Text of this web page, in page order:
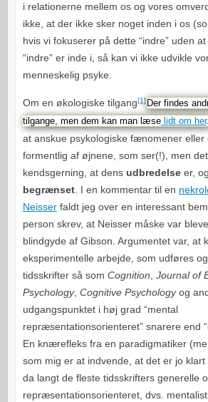
i relationerne mellem os og vores
ikke, at der ikke sker noget inden i os
hvis vi fokuserer på dette “indre” uden
“indre” er inde i, så kan vi ikke udvikle
menneskelig psyke.
Om en økologiske tilgang[1] Der findes
tilgange, men dem kan man læselidt om her.
at anskue psykologiske fænomener
formentlig af øjnene, som ser(!), men
kendsgerning, at dens udbredelseer,
begrænset. I en kommentar til en
Neisserfaldt jeg over en interessant
person skrev, at Neisser måske var
blindgyde af Gibson. Argumentet var, at
eksperimentelle arbejde, som udføres
tidsskrifter så som Cognition Journal of
Psychology, Cognitive Psychologyog
udgangspunktet i høj grad “mental
repræsentationsorienteret” snarere end
En knærefleks fra en paradigmatiker
som mig er at indvende, at det er jo klart
da langt de fleste tidsskrifters generelle
repræsentationsorienteret, dvs.